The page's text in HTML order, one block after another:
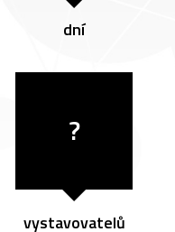
dní
?
vystavovatelů